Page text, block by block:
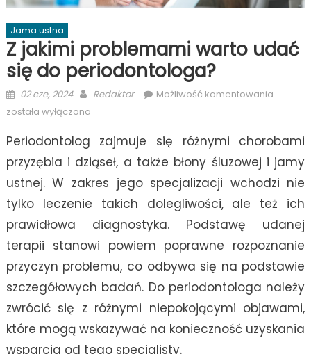
Jama ustna
Z jakimi problemami warto udać
się do periodontologa?
Posted
on
02 cze, 2024 Author
Redaktor Możliwość komentowaniaZ
warto
udać
się
do
została wyłączona
Periodontolog zajmuje się różnymi chorobami
przyzębia i dziąseł, a także błony śluzowej i jamy
ustnej. W zakres jego specjalizacji wchodzi nie
tylko leczenie takich dolegliwości, ale też ich
prawidłowa diagnostyka. Podstawę udanej
terapii stanowi powiem poprawne rozpoznanie
przyczyn problemu, co odbywa się na podstawie
szczegółowych badań. Do periodontologa należy
zwrócić się z różnymi niepokojącymi objawami,
które mogą wskazywać na konieczność uzyskania
wsparcia od tego specjalisty.